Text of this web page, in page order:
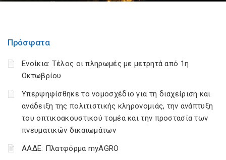
Πρόσφατα
Ενοίκια: Τέλος οι πληρωμές με μετρητά από 1η
Οκτωβρίου
Υπερψηφίσθηκε το νομοσχέδιο για τη διαχείριση και
ανάδειξη της πολιτιστικής κληρονομιάς, την ανάπτυξη
του οπτικοακουστικού τομέα και την προστασία των
πνευματικών δικαιωμάτων
ΑΑΔΕ: Πλατφόρμα myAGRO